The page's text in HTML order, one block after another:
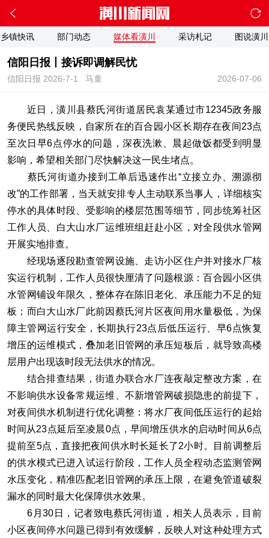
乡镇快讯 部门动态 媒体看潢川 采访札记 图说潢川
信阳日报丨接诉即调解民忧
2026-07-06
信阳日报 2026-7-1 马童
近日，潢川县蔡氏河街道居民袁某通过市12345政务服
务便民热线反映，自家所在的百合园小区长期存在夜间23点
至次日早6点停水的问题，深夜洗漱、晨起做饭都受到明显
影响，希望相关部门尽快解决这一民生堵点。
蔡氏河街道办接到工单后迅速作出“立接立办、溯源彻
改”的工作部署，当天就安排专人主动联系当事人，详细核实
停水的具体时段、受影响的楼层范围等细节，同步统筹社区
工作人员、白大山水厂运维班组赶赴小区，对全段供水管网
开展实地排查。
经现场逐段勘查管网设施、走访小区住户并对接水厂核
实运行机制，工作人员很快厘清了问题根源：百合园小区供
水管网铺设年限久，整体存在陈旧老化、承压能力不足的短
板；而白大山水厂此前因蔡氏河片区夜间用水量极低，为保
障主管网运行安全，长期执行23点后低压运行、早6点恢复
增压的运维模式，叠加老旧管网的承压短板后，就导致高楼
层用户出现该时段无法供水的情况。
结合排查结果，街道办联合水厂连夜敲定整改方案，在
不影响供水设备常规运维、不新增管网破损隐患的前提下，
对夜间供水机制进行优化调整：将水厂夜间低压运行的起始
时间从23点延后至凌晨0点，早间增压供水的启动时间从6点
提前至5点，直接把夜间供水时长延长了2小时。目前调整后
的供水模式已进入试运行阶段，工作人员全程动态监测管网
水压变化，精准匹配老旧管网的承压上限，在避免管道破裂
漏水的同时最大化保障供水效果。
6月30日，记者致电蔡氏河街道，相关人员表示，目前
小区夜间停水问题已得到有效缓解，反映人对这种处理方式